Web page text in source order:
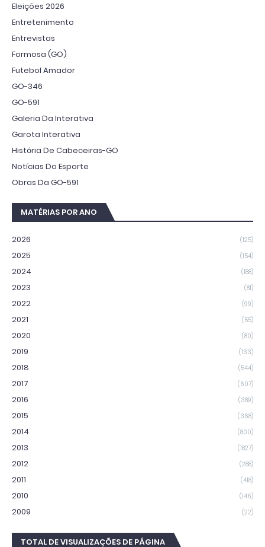
Eleições 2026
Entretenimento
Entrevistas
Formosa (GO)
Futebol Amador
GO-346
GO-591
Galeria Da Interativa
Garota Interativa
História De Cabeceiras-GO
Notícias Do Esporte
Obras Da GO-591
MATÉRIAS POR ANO
2026 (125)
2025 (154)
2024 (188)
2023 (81)
2022 (99)
2021 (55)
2020 (80)
2019 (133)
2018 (544)
2017 (607)
2016 (389)
2015 (368)
2014 (800)
2013 (1827)
2012 (288)
2011 (418)
2010 (146)
2009 (22)
TOTAL DE VISUALIZAÇÕES DE PÁGINA